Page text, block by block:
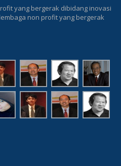
yang bergerak dibidang inovasi
non profit yang bergerak